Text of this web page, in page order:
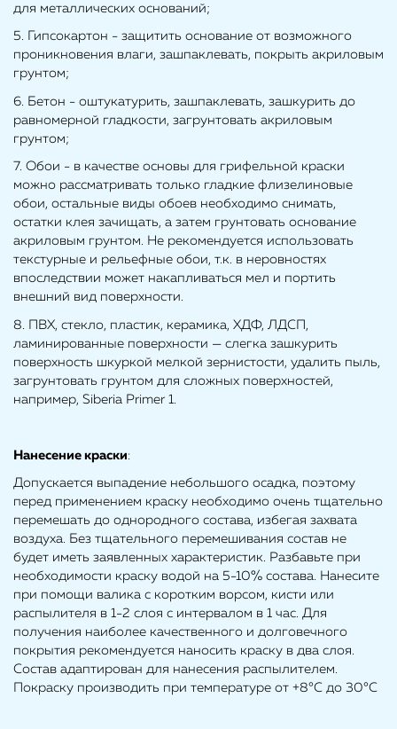
для металлических оснований;
5. Гипсокартон - защитить основание от возможного
проникновения влаги, зашпаклевать, покрыть акриловым
грунтом;
6. Бетон - оштукатурить, зашпаклевать, зашкурить до
равномерной гладкости, загрунтовать акриловым
грунтом;
7. Обои - в качестве основы для грифельной краски
можно рассматривать только гладкие флизелиновые
обои, остальные виды обоев необходимо снимать,
остатки клея зачищать, а затем грунтовать основание
акриловым грунтом. Не рекомендуется использовать
текстурные и рельефные обои, т.к. в неровностях
впоследствии может накапливаться мел и портить
внешний вид поверхности.
8. ПВХ, стекло, пластик, керамика, ХДФ, ЛДСП,
ламинированные поверхности — слегка зашкурить
поверхность шкуркой мелкой зернистости, удалить пыль,
загрунтовать грунтом для сложных поверхностей,
например, Siberia Primer 1.
Нанесение краски:
Допускается выпадение небольшого осадка, поэтому
перед применением краску необходимо очень тщательно
перемешать до однородного состава, избегая захвата
воздуха. Без тщательного перемешивания состав не
будет иметь заявленных характеристик. Разбавьте при
необходимости краску водой на 5-10% состава. Нанесите
при помощи валика с коротким ворсом, кисти или
распылителя в 1-2 слоя с интервалом в 1 час. Для
получения наиболее качественного и долговечного
покрытия рекомендуется наносить краску в два слоя.
Состав адаптирован для нанесения распылителем.
Покраску производить при температуре от +8°С до 30°С